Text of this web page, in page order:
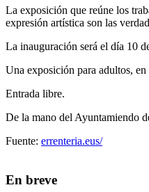
La exposición que reúne los
expresión artística son las
La inauguración será el día 10
Una exposición para adultos,
Entrada libre.
De la mano del Ayuntamiendo
Fuente: errenteria.eus/
En breve